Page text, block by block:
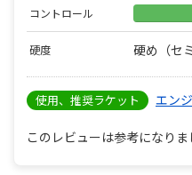
コントロール
硬度 硬め（セ
使用、推奨ラケット エン
このレビューは参考になりま